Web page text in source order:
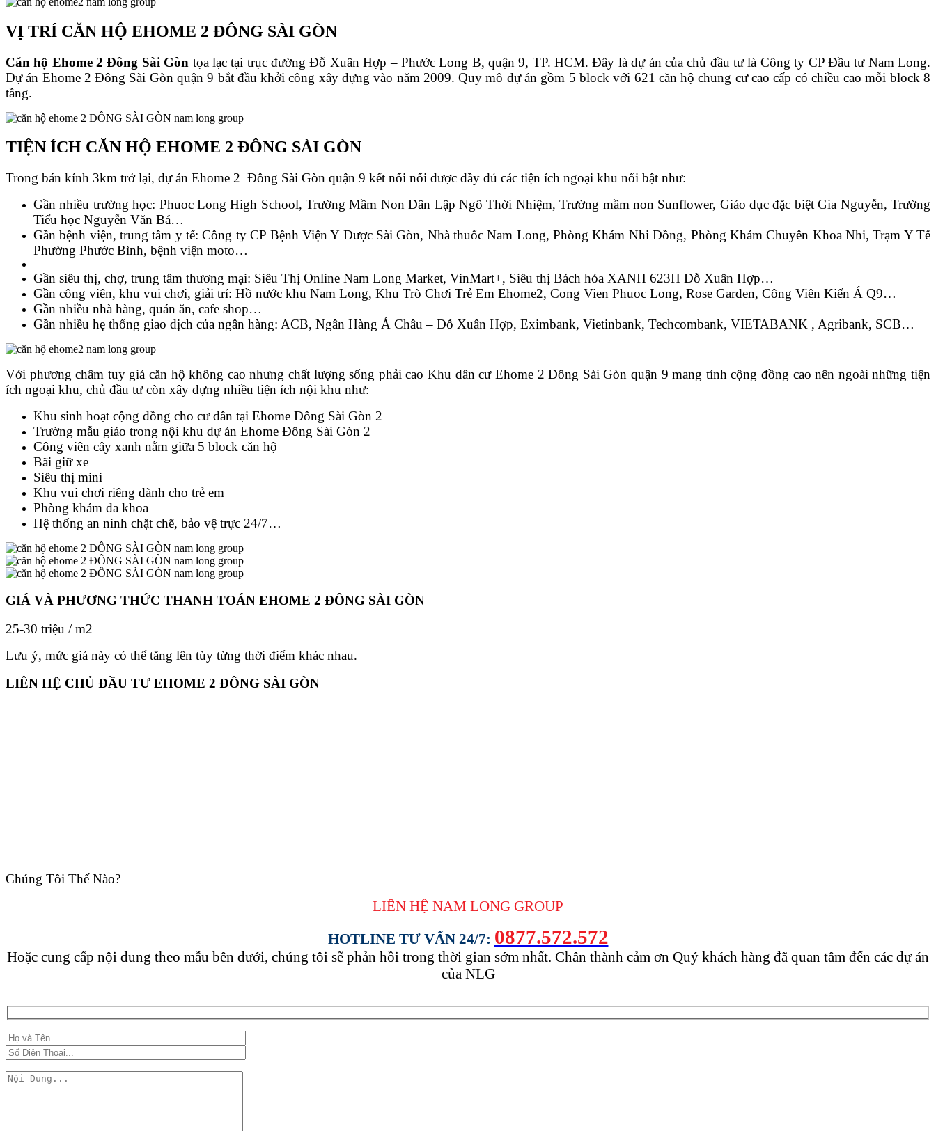
VỊ TRÍ CĂN HỘ EHOME 2 ĐÔNG SÀI GÒN
Căn hộ Ehome 2 Đông Sài Gòn tọa lạc tại trục đường Đỗ Xuân Hợp – Phước Long B, quận 9, TP. HCM. Đây là dự án của chủ đầu tư là Công ty CP Đầu tư Nam Long.
Dự án Ehome 2 Đông Sài Gòn quận 9 bắt đầu khởi công xây dựng vào năm 2009. Quy mô dự án gồm 5 block với 621 căn hộ chung cư cao cấp có chiều cao mỗi block 8
tầng.
TIỆN ÍCH CĂN HỘ EHOME 2 ĐÔNG SÀI GÒN
Trong bán kính 3km trở lại, dự án Ehome 2 Đông Sài Gòn quận 9 kết nối nối được đầy đủ các tiện ích ngoại khu nổi bật như:
Gần nhiều trường học: Phuoc Long High School, Trường Mầm Non Dân Lập Ngô Thời Nhiệm, Trường mầm non Sunflower, Giáo dục đặc biệt Gia Nguyễn, Trường
Tiểu học Nguyễn Văn Bá…
Gần bệnh viện, trung tâm y tế: Công ty CP Bệnh Viện Y Dược Sài Gòn, Nhà thuốc Nam Long, Phòng Khám Nhi Đồng, Phòng Khám Chuyên Khoa Nhi, Trạm Y Tế
Phường Phước Bình, bệnh viện moto…
Gần siêu thị, chợ, trung tâm thương mại: Siêu Thị Online Nam Long Market, VinMart+, Siêu thị Bách hóa XANH 623H Đỗ Xuân Hợp…
Gần công viên, khu vui chơi, giải trí: Hồ nước khu Nam Long, Khu Trò Chơi Trẻ Em Ehome2, Cong Vien Phuoc Long, Rose Garden, Công Viên Kiến Á Q9…
Gần nhiều nhà hàng, quán ăn, cafe shop…
Gần nhiều hẹ thống giao dịch của ngân hàng: ACB, Ngân Hàng Á Châu – Đỗ Xuân Hợp, Eximbank, Vietinbank, Techcombank, VIETABANK , Agribank, SCB…
Với phương châm tuy giá căn hộ không cao nhưng chất lượng sống phải cao Khu dân cư Ehome 2 Đông Sài Gòn quận 9 mang tính cộng đồng cao nên ngoài những tiện
ích ngoại khu, chủ đầu tư còn xây dựng nhiều tiện ích nội khu như:
Khu sinh hoạt cộng đồng cho cư dân tại Ehome Đông Sài Gòn 2
Trường mẫu giáo trong nội khu dự án Ehome Đông Sài Gòn 2
Công viên cây xanh nằm giữa 5 block căn hộ
Bãi giữ xe
Siêu thị mini
Khu vui chơi riêng dành cho trẻ em
Phòng khám đa khoa
Hệ thống an ninh chặt chẽ, bảo vệ trực 24/7…
GIÁ VÀ PHƯƠNG THỨC THANH TOÁN EHOME 2 ĐÔNG SÀI GÒN
25-30 triệu / m2
Lưu ý, mức giá này có thể tăng lên tùy từng thời điểm khác nhau.
LIÊN HỆ CHỦ ĐẦU TƯ EHOME 2 ĐÔNG SÀI GÒN
Chúng Tôi Thế Nào?
LIÊN HỆ NAM LONG GROUP
HOTLINE TƯ VẤN 24/7: 0877.572.572
Hoặc cung cấp nội dung theo mẫu bên dưới, chúng tôi sẽ phản hồi trong thời gian sớm nhất. Chân thành cảm ơn Quý khách hàng đã quan tâm đến các dự án
của NLG